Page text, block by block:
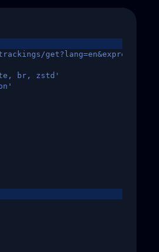
br, zstd'